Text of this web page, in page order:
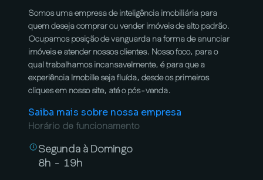
Somos uma empresa de inteligência imobiliária para
quem deseja comprar ou vender imóveis de alto padrão.
Ocupamos posição de vanguarda na forma de anunciar
imóveis e atender nossos clientes. Nosso foco, para o
qual trabalhamos incansavelmente, é para que a
experiência Imobille seja fluída, desde os primeiros
cliques em nosso site, até o pós-venda.
Saiba mais sobre nossa empresa
Horário de funcionamento
Segunda à Domingo
8h - 19h